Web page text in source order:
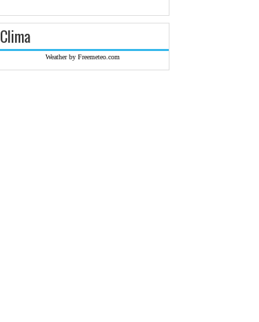
Clima
Weather by Freemeteo.com